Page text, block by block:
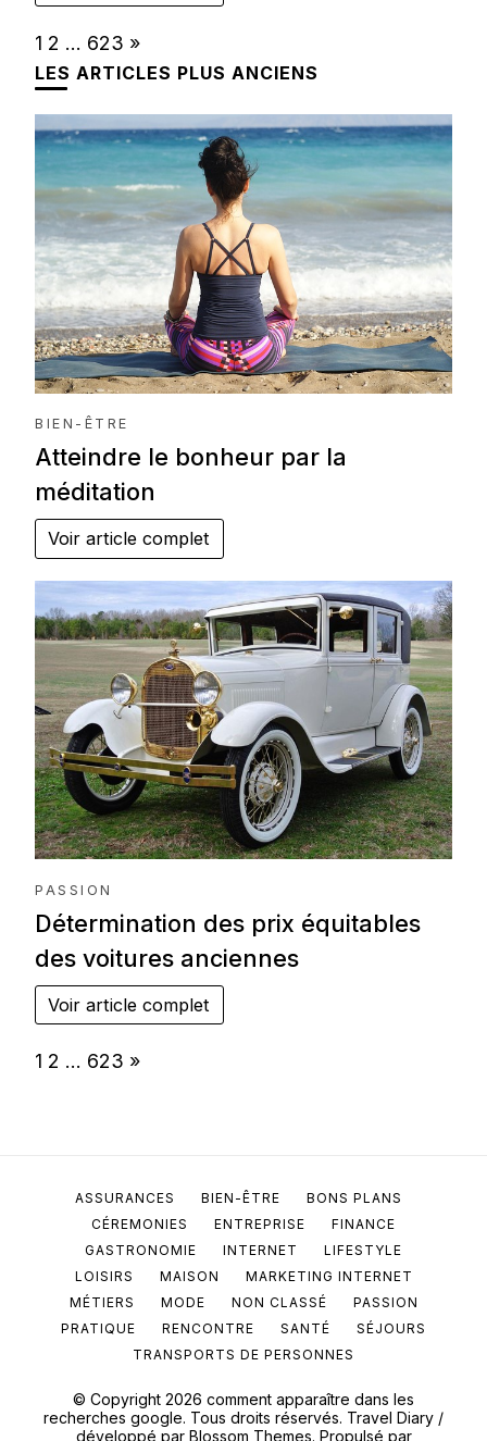
Page:
1 2 … 623 Next
»
LES ARTICLES PLUS ANCIENS
BIEN-ÊTRE
Atteindre le bonheur par la
méditation
Voir article complet
PASSION
Détermination des prix équitables
des voitures anciennes
Voir article complet
Page:
1 2 … 623 Next
»
© Copyright 2026 comment apparaître dans les
recherches google. Tous droits réservés. Travel Diary /
développé par Blossom Themes. Propulsé par
ASSURANCES BIEN-ÊTRE
BONS PLANS
CÉREMONIES
ENTREPRISE
FINANCE
GASTRONOMIE
INTERNET
LIFESTYLE
LOISIRS
MAISON
MARKETING INTERNET
MÉTIERS
MODE NON CLASSÉ
PASSION
PRATIQUE
RENCONTRE SANTÉ
SÉJOURS
TRANSPORTS DE PERSONNES